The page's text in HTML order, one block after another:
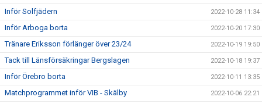
Inför Solfjädern 2022-10-28 11:34
Inför Arboga borta 2022-10-20 17:30
Tränare Eriksson förlänger över 23/24 2022-10-19 19:50
Tack till Länsförsäkringar Bergslagen 2022-10-18 19:37
Inför Örebro borta 2022-10-11 13:35
Matchprogrammet inför VIB - Skälby 2022-10-06 22:21